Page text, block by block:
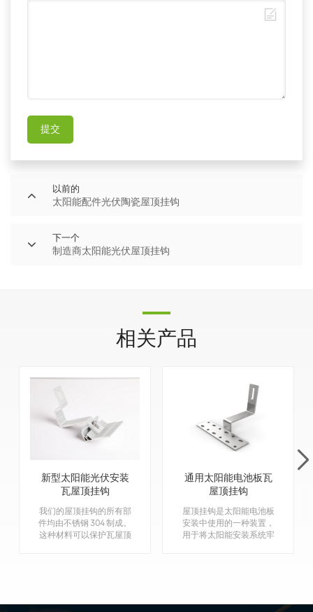
提交
以前的
太阳能配件光伏陶瓷屋顶挂钩
下一个
制造商太阳能光伏屋顶挂钩
相关产品
新型太阳能光伏安装
瓦屋顶挂钩
我们的屋顶挂钩的所有部
件均由不锈钢 304 制成。
这种材料可以保护瓦屋顶
通用太阳能电池板瓦
屋顶挂钩
屋顶挂钩是太阳能电池板
安装中使用的一种装置，
用于将太阳能安装系统牢